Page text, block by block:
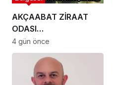
AKÇAABAT ZİRAAT
ODASI
BAŞKANLIĞINDAN
FINDIK ÜRETİCİLERİNE
AĞUSTOS AYI İÇİN
UYARI!
4 gün önce